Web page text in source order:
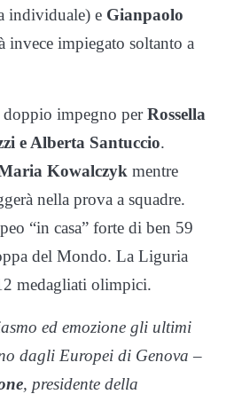
individuale) e Gianpaolo
invece impiegato soltanto a
doppio impegno perRossella
e Alberta Santuccio.
Kowalczyk mentre
nella prova a squadre.
“in casa” forte di ben 59
del Mondo. La Liguria
medagliati olimpici.
ed emozione gli ultimi
dagli Europei di Genova –
, presidente della